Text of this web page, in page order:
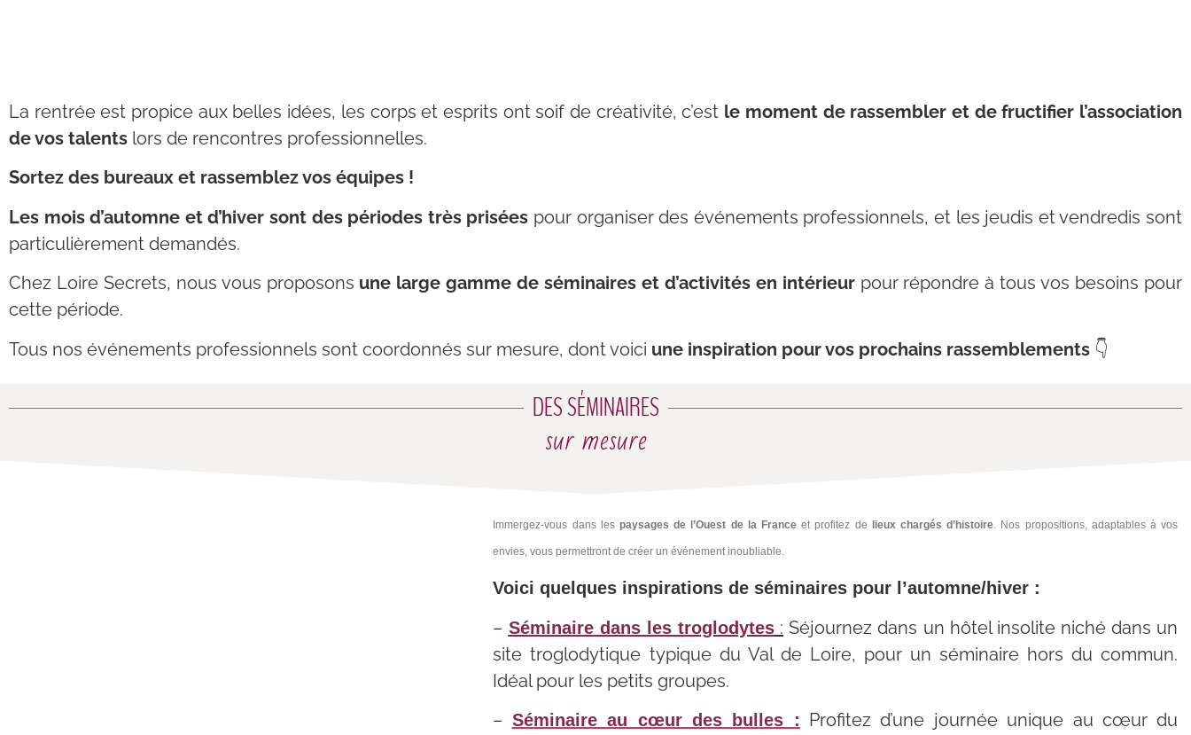
La rentrée est propice aux belles idées, les corps et esprits ont soif de créativité, c’est le moment de rassembler et de fructifier l’association
de vos talents lors de rencontres professionnelles.
Sortez des bureaux et rassemblez vos équipes !
Les mois d’automne et d’hiver sont des périodes très prisées pour organiser des événements professionnels, et les jeudis et vendredis sont
particulièrement demandés.
Chez Loire Secrets, nous vous proposons une large gamme de séminaires et d’activités en intérieur pour répondre à tous vos besoins pour
cette période.
Tous nos événements professionnels sont coordonnés sur mesure, dont voici une inspiration pour vos prochains rassemblements 👇
DES SÉMINAIRES
sur mesure
Immergez-vous dans les paysages de l’Ouest de la France et profitez de lieux chargés d’histoire. Nos propositions, adaptables à vos
envies, vous permettront de créer un événement inoubliable.
Voici quelques inspirations de séminaires pour l’automne/hiver :
– Séminaire dans les troglodytes: Séjournez dans un hôtel insolite niché dans un
site troglodytique typique du Val de Loire, pour un séminaire hors du commun.
Idéal pour les petits groupes.
– Séminaire au cœur des bulles : Profitez d’une journée unique au cœur du